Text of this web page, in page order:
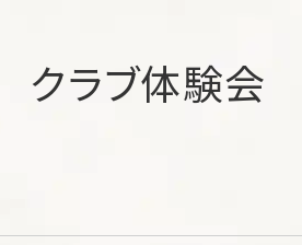
クラブ体験会